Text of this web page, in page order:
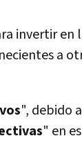
invertir en
a
", debido
" en